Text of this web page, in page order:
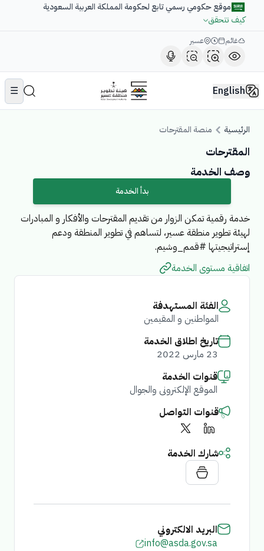
موقع حكومي رسمي تابع لحكومة المملكة العربية السعودية
كيف تتحقق
غائم عسير
English
☰
الرئيسية منصة المقترحات
المقترحات
وصف الخدمة
بدأ الخدمة
خدمة رقمية تمكن الزوار من تقديم المقترحات والأفكار و المبادرات
لهيئة تطوير منطقة عسير، لتساهم في تطوير المنطقة ودعم
إستراتيجيتها #قمم_وشيم.
اتفاقية مستوى الخدمة
الفئة المستهدفة
المواطنين و المقيمين
تاريخ اطلاق الخدمة
23 مارس 2022
قنوات الخدمة
الموقع الإلكترونى والجوال
قنوات التواصل
شارك الخدمة
البريد الالكتروني
info@asda.gov.sa